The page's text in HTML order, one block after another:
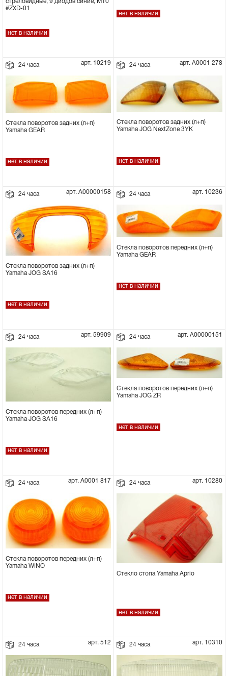
Свечи на мотоблок
Глушитель на мотоблок
Элементы управления, тросики на
Навесное и запчасти к нему
стреловидные, 9 диодов синие, M10
#ZXD-01
нет в наличии
нет в наличии
24 часа арт. 10219
Стекла поворотов задних (л+п)
Yamaha GEAR
нет в наличии
24 часа арт. А0001 278
Стекла поворотов задних (л+п)
Yamaha JOG NextZone 3YK
нет в наличии
24 часа арт. А00000158
Стекла поворотов задних (л+п)
Yamaha JOG SA16
нет в наличии
24 часа арт. 10236
Стекла поворотов передних (л+п)
Yamaha GEAR
нет в наличии
24 часа арт. 59909
Стекла поворотов передних (л+п)
Yamaha JOG SA16
нет в наличии
24 часа арт. А00000151
Стекла поворотов передних (л+п)
Yamaha JOG ZR
нет в наличии
24 часа арт. А0001 817
Стекла поворотов передних (л+п)
Yamaha WINO
нет в наличии
24 часа арт. 10280
Стекло стопа Yamaha Aprio
нет в наличии
24 часа арт. 512 24 часа арт. 10310